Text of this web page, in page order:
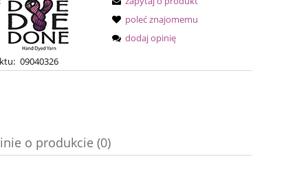
Silky Lena - Raspberry Sorbet
Najniższa cena:
09040326
poleć znajomemu
dodaj opinię
o produkcie (0)